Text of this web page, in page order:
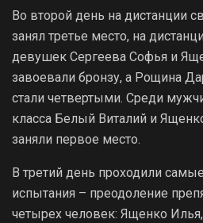
Во второй день на дистанции
занял третье место, на
девушек Сергеева Софья и
завоевали бронзу, а Рощина
стали четвертыми. Среди
класса Белый Виталий и
заняли первое место.
В третий день проходили
испытания – преодоление
четырех человек: Ященко